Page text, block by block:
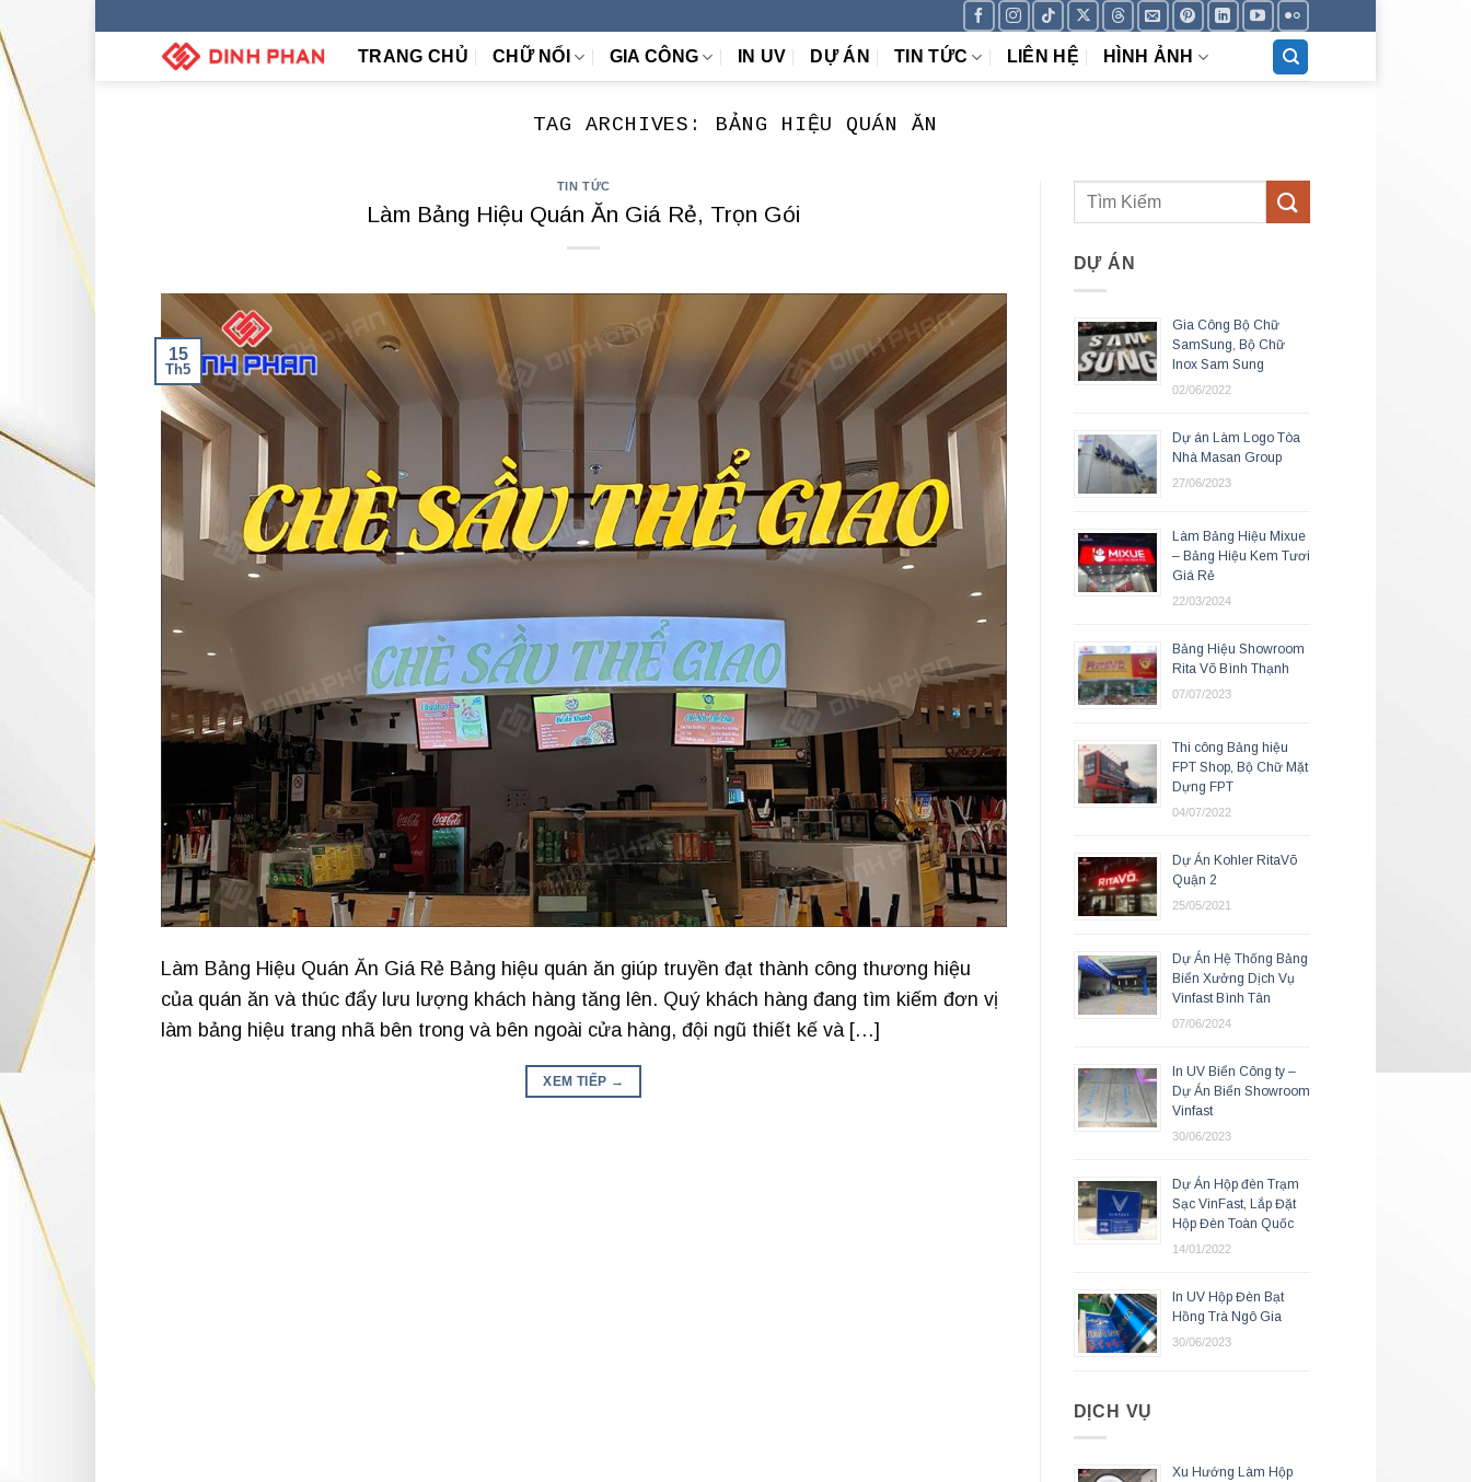
TRANG CHỦ CHỮ NỔI GIA CÔNG IN UV DỰ ÁN TIN TỨC LIÊN HỆ HÌNH ẢNH
TAG ARCHIVES: BẢNG HIỆU QUÁN ĂN
TIN TỨC
Làm Bảng Hiệu Quán Ăn Giá Rẻ, Trọn Gói
15
Th5
Làm Bảng Hiệu Quán Ăn Giá Rẻ Bảng hiệu quán ăn giúp truyền đạt thành công thương hiệu
của quán ăn và thúc đẩy lưu lượng khách hàng tăng lên. Quý khách hàng đang tìm kiếm đơn vị
làm bảng hiệu trang nhã bên trong và bên ngoài cửa hàng, đội ngũ thiết kế và […]
XEM TIẾP →
DỰ ÁN
Gia Công Bộ Chữ
SamSung, Bộ Chữ
Inox Sam Sung
02/06/2022
Dự án Làm Logo Tòa
Nhà Masan Group
27/06/2023
Làm Bảng Hiệu Mixue
– Bảng Hiệu Kem Tươi
Giá Rẻ
22/03/2024
Bảng Hiệu Showroom
Rita Võ Bình Thạnh
07/07/2023
Thi công Bảng hiệu
FPT Shop, Bộ Chữ Mặt
Dựng FPT
04/07/2022
Dự Án Kohler RitaVõ
Quận 2
25/05/2021
Dự Án Hệ Thống Bảng
Biển Xưởng Dịch Vụ
Vinfast Bình Tân
07/06/2024
In UV Biển Công ty –
Dự Án Biển Showroom
Vinfast
30/06/2023
Dự Án Hộp đèn Trạm
Sạc VinFast, Lắp Đặt
Hộp Đèn Toàn Quốc
14/01/2022
In UV Hộp Đèn Bạt
Hồng Trà Ngô Gia
30/06/2023
DỊCH VỤ
Xu Hướng Làm Hộp